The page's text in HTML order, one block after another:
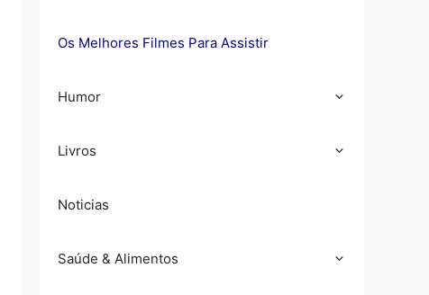
Os Melhores Filmes Para Assistir
Humor
Livros
Noticias
Saúde & Alimentos